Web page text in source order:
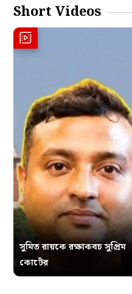
Short Videos
সুমিত রায়কে রক্ষাকবচ সুপ্রিম
কোর্টের